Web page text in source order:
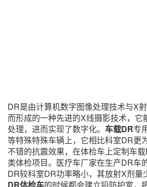
DR是由计算机数字图像处理技术与X
而形成的一种先进的X线摄影技术，它
处理，进而实现了数字化。 车载DR专
等特殊特殊车辆上，它相比科室DR更
不错的抗震效果，在体检车上定制车
类体检项目。医疗车厂家在生产DR车
DR较科室DR功率略小，其放射X剂量